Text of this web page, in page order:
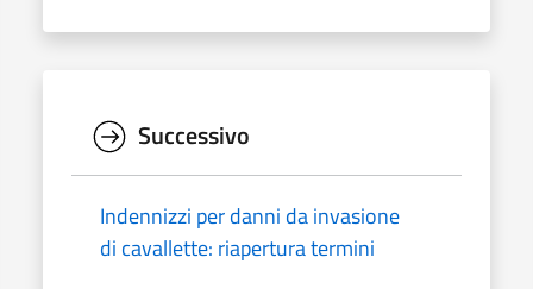
Successivo
Indennizzi per danni da invasione
di cavallette: riapertura termini